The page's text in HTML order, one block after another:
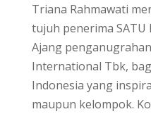
Triana Rahmawati
tujuh penerima SATU
Ajang
International Tbk,
Indonesia yang
maupun kelompok.